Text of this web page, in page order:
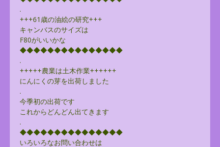
.
+++61歳の油絵の研究+++
キャンバスのサイズは
F80がいいかな
◆◆◆◆◆◆◆◆◆◆◆◆◆◆◆
.
+++++農業は土木作業++++++
にんにくの芽を出荷しました
.
今季初の出荷です
これからどんどん出てきます
.
◆◆◆◆◆◆◆◆◆◆◆◆◆◆◆
いろいろなお問い合わせは